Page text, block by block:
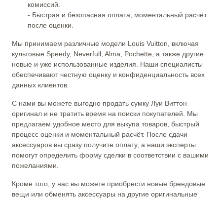
комиссий.
- Быстрая и безопасная оплата, моментальный расчёт
после оценки.
Мы принимаем различные модели Louis Vuitton, включая
культовые Speedy, Neverfull, Alma, Pochette, а также другие
новые и уже использованные изделия. Наши специалисты
обеспечивают честную оценку и конфиденциальность всех
данных клиентов.
С нами вы можете выгодно продать сумку Луи Виттон
оригинал и не тратить время на поиски покупателей. Мы
предлагаем удобное место для выкупа товаров, быстрый
процесс оценки и моментальный расчёт. После сдачи
аксессуаров вы сразу получите оплату, а наши эксперты
помогут определить форму сделки в соответствии с вашими
пожеланиями.
Кроме того, у нас вы можете приобрести новые брендовые
вещи или обменять аксессуары на другие оригинальные